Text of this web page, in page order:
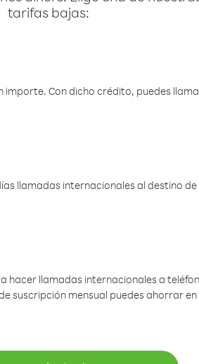
tarifas bajas:
Con dicho crédito, puedes
llamadas internacionales al destino
hacer llamadas internacionales a
suscripción mensual puedes ahorrar